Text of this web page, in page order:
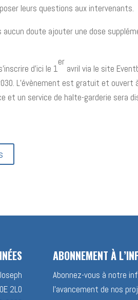
leurs questions aux intervenants.
aucun doute ajouter une dose
d’ici le 1
er
avril via le site
L’évènement est gratuit et ouvert
un service de halte-garderie sera
2L0
ABONNEMENT À
Abonnez-vous à notre
l’avancement de nos